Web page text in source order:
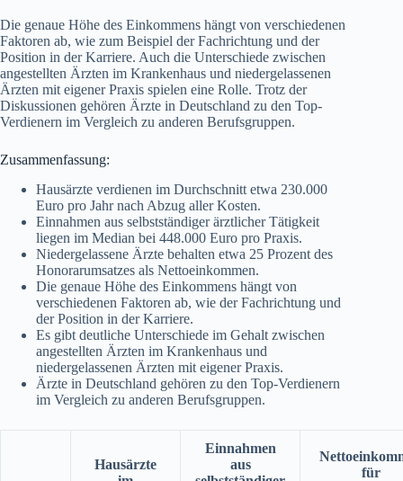
Die genaue Höhe des Einkommens hängt von verschiedenen
Faktoren ab, wie zum Beispiel der Fachrichtung und der
Position in der Karriere. Auch die Unterschiede zwischen
angestellten Ärzten im Krankenhaus und niedergelassenen
Ärzten mit eigener Praxis spielen eine Rolle. Trotz der
Diskussionen gehören Ärzte in Deutschland zu den Top-
Verdienern im Vergleich zu anderen Berufsgruppen.
Zusammenfassung:
Hausärzte verdienen im Durchschnitt etwa 230.000
Euro pro Jahr nach Abzug aller Kosten.
Einnahmen aus selbstständiger ärztlicher Tätigkeit
liegen im Median bei 448.000 Euro pro Praxis.
Niedergelassene Ärzte behalten etwa 25 Prozent des
Honorarumsatzes als Nettoeinkommen.
Die genaue Höhe des Einkommens hängt von
verschiedenen Faktoren ab, wie der Fachrichtung und
der Position in der Karriere.
Es gibt deutliche Unterschiede im Gehalt zwischen
angestellten Ärzten im Krankenhaus und
niedergelassenen Ärzten mit eigener Praxis.
Ärzte in Deutschland gehören zu den Top-Verdienern
im Vergleich zu anderen Berufsgruppen.
Hausärzte
Einnahmen
aus
für